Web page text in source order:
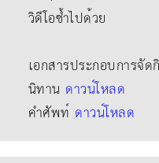
วิดีโอซ้ำไปด้วย
เอกสารประกอบการจัด
นิทาน ดาวน์โหลด
คำศัพท์ ดาวน์โหลด